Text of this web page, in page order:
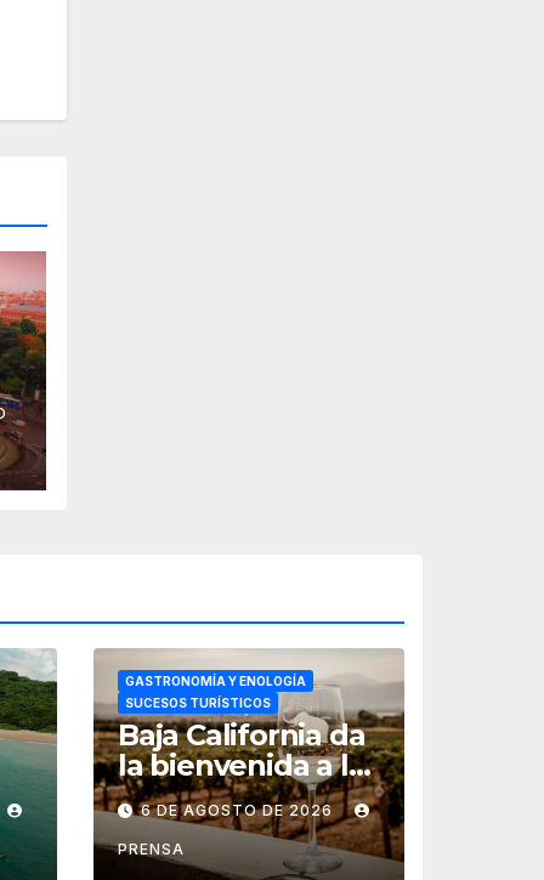
GASTRONOMÍA Y ENOLOGÍA
SUCESOS TURÍSTICOS
Baja California da
la bienvenida a las
fiestas de la
vendimia 2026
6 DE AGOSTO DE 2026
PRENSA